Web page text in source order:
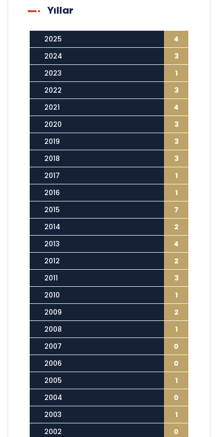
Yıllar
2025
4
2024
3
2023
1
2022
3
2021
4
2020
3
2019
3
2018
3
2017
1
2016
1
2015
7
2014
2
2013
4
2012
2
2011
3
2010
1
2009
2
2008
1
2007
0
2006
0
2005
1
2004
0
2003
1
2002
0